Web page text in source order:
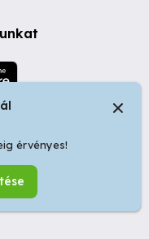
nr 34, Oradea
-
Ingyenes
érvényes!